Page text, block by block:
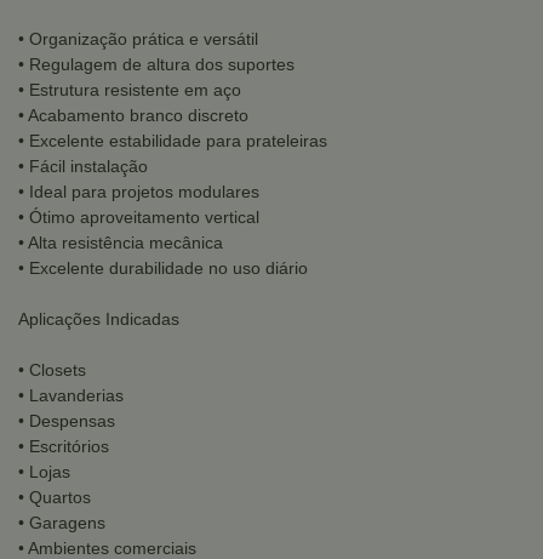
• Organização prática e versátil
• Regulagem de altura dos suportes
• Estrutura resistente em aço
• Acabamento branco discreto
• Excelente estabilidade para prateleiras
• Fácil instalação
• Ideal para projetos modulares
• Ótimo aproveitamento vertical
• Alta resistência mecânica
• Excelente durabilidade no uso diário
Aplicações Indicadas
• Closets
• Lavanderias
• Despensas
• Escritórios
• Lojas
• Quartos
• Garagens
• Ambientes comerciais